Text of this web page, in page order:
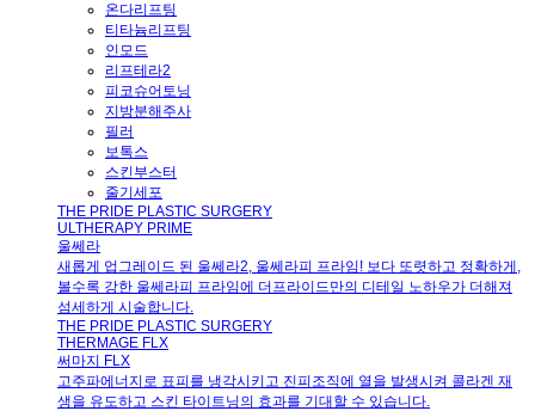
온다리프팅
티타늄리프팅
인모드
리프테라2
피코슈어토닝
지방분해주사
필러
보톡스
스킨부스터
줄기세포
THE PRIDE PLASTIC SURGERY
ULTHERAPY PRIME
울쎄라
새롭게 업그레이드 된 울쎄라2, 울쎄라피 프라임! 보다 또렷하고 정확하게,
볼수록 강한 울쎄라피 프라임에 더프라이드만의 디테일 노하우가 더해져
섬세하게 시술합니다.
THE PRIDE PLASTIC SURGERY
THERMAGE FLX
써마지 FLX
고주파에너지로 표피를 냉각시키고 진피조직에 열을 발생시켜 콜라겐 재
생을 유도하고 스킨 타이트닝의 효과를 기대할 수 있습니다.